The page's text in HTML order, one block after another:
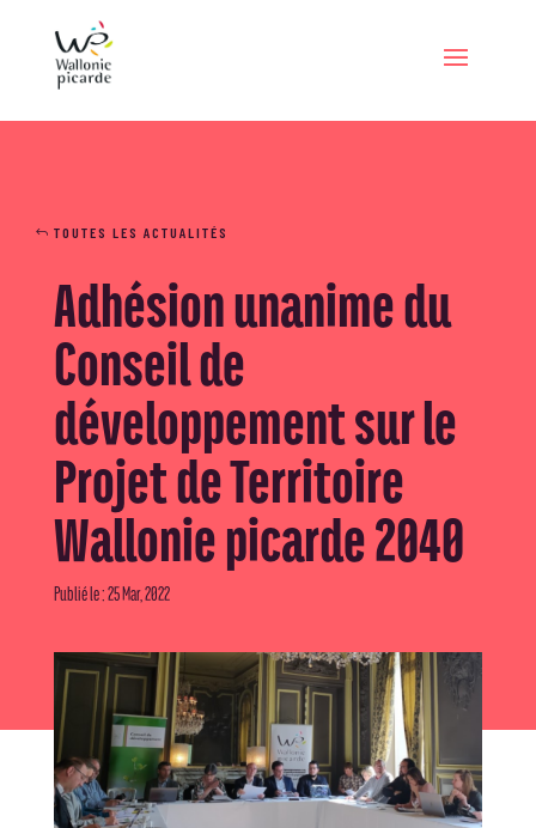
TOUTES LES ACTUALITÉS
Adhésion unanime du
Conseil de
développement sur le
Projet de Territoire
Wallonie picarde 2040
Publié le : 25 Mar, 2022